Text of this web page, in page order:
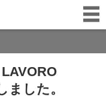
した。